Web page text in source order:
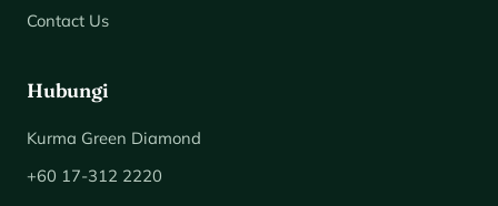
Contact Us
Hubungi
Kurma Green Diamond
+60 17-312 2220